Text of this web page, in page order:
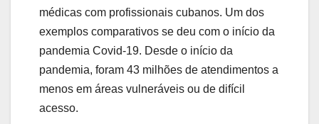
médicas com profissionais cubanos. Um dos
exemplos comparativos se deu com o início da
pandemia Covid-19. Desde o início da
pandemia, foram 43 milhões de atendimentos a
menos em áreas vulneráveis ou de difícil
acesso.